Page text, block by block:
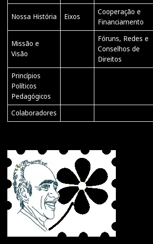
Nossa História Eixos
Cooperação e
Financiamento
Missão e
Visão
Fóruns, Redes e
Conselhos de
Direitos
Princípios
Políticos
Pedagógicos
Colaboradores